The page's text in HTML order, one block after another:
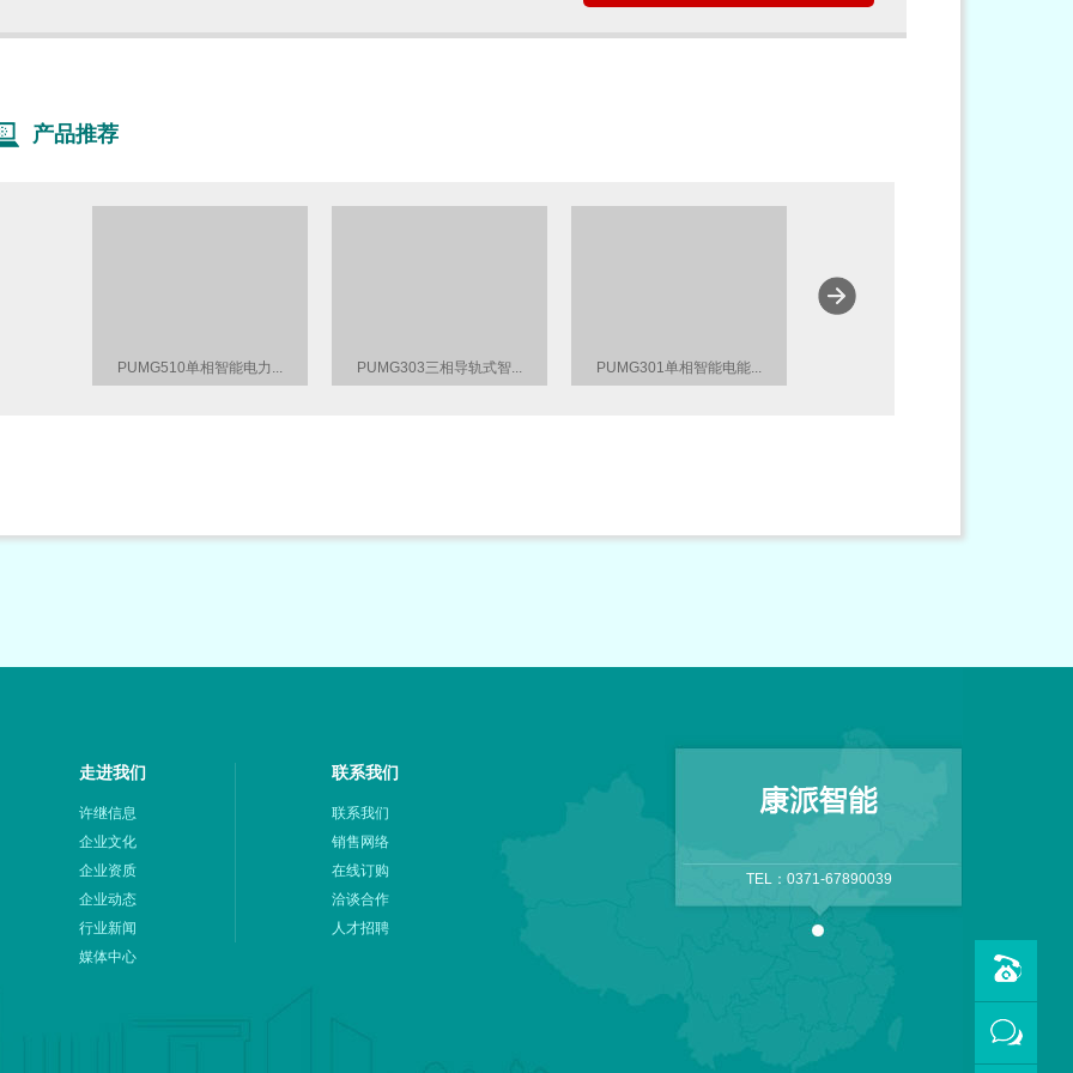
产品推荐
PUMG510单相智能电力... PUMG303三相导轨式智... PUMG301单相智能电能...
走进我们
许继信息
企业文化
企业资质
企业动态
行业新闻
媒体中心
联系我们
联系我们
销售网络
在线订购
洽谈合作
人才招聘
TEL：0371-67890039